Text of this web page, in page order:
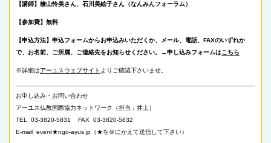
【講師】檜山怜美さん、石川美絵子さん（なんみんフォーラム）
【参加費】無料
【申込方法】申込フォームからお申込みいただくか、メール、電話、FAXのいずれか
で、お名前、ご所属、ご連絡先をお知らせください。→申し込みフォームはこちら
※詳細はアーユスウェブサイト よりご確認下さいませ。
お申し込み・お問い合わせ
アーユス仏教国際協力ネットワーク（担当：井上）
TEL 03-3820-5831 FAX 03-3820-5832
E-mail event★ngo-ayus.jp（★を＠にかえて送信して下さい）